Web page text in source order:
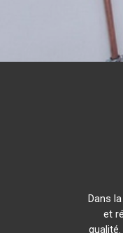
Dans
et